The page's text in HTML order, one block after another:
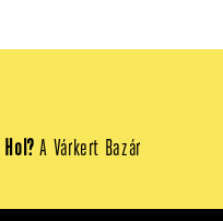
Hol? A Várkert Bazár